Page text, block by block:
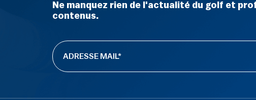
Ne manquez rien de l'actualité du golf et
contenus.